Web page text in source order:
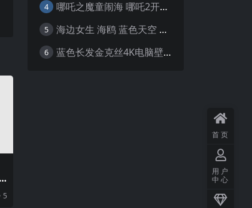
5
4 哪吒之魔童闹海 哪吒2开场4K壁纸
5 海边女生 海鸥 蓝色天空 4K壁纸
6 蓝色长发金克丝4K电脑壁纸
首页
用户
中心